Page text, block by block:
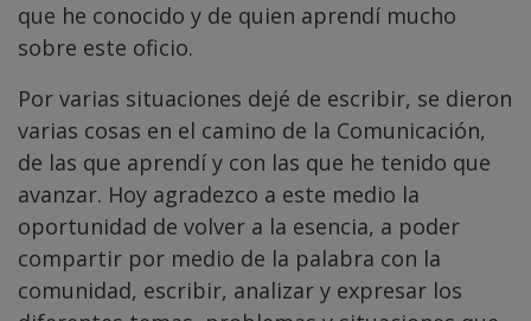
que he conocido y de quien aprendí mucho
sobre este oficio.
Por varias situaciones dejé de escribir, se dieron
varias cosas en el camino de la Comunicación,
de las que aprendí y con las que he tenido que
avanzar. Hoy agradezco a este medio la
oportunidad de volver a la esencia, a poder
compartir por medio de la palabra con la
comunidad, escribir, analizar y expresar los